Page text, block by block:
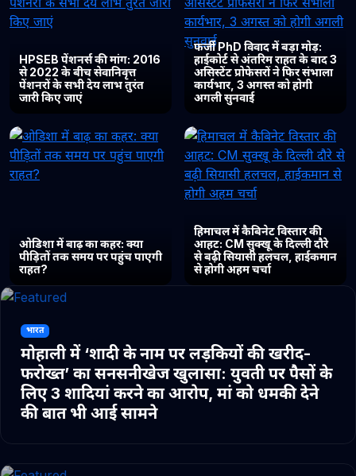
HPSEB पेंशनर्स की मांग: 2016
से 2022 के बीच सेवानिवृत्त
पेंशनरों के सभी देय लाभ तुरंत
जारी किए जाएं
फर्जी PhD विवाद में बड़ा मोड़:
हाईकोर्ट से अंतरिम राहत के बाद 3
असिस्टेंट प्रोफेसरों ने फिर संभाला
कार्यभार, 3 अगस्त को होगी
अगली सुनवाई
ओडिशा में बाढ़ का कहर: क्या
पीड़ितों तक समय पर पहुंच पाएगी
राहत?
हिमाचल में कैबिनेट विस्तार की
आहट: CM सुक्खू के दिल्ली दौरे
से बढ़ी सियासी हलचल, हाईकमान
से होगी अहम चर्चा
भारत
मोहाली में ‘शादी के नाम पर लड़कियों की खरीद-
फरोख्त’ का सनसनीखेज खुलासा: युवती पर पैसों के
लिए 3 शादियां करने का आरोप, मां को धमकी देने
की बात भी आई सामने